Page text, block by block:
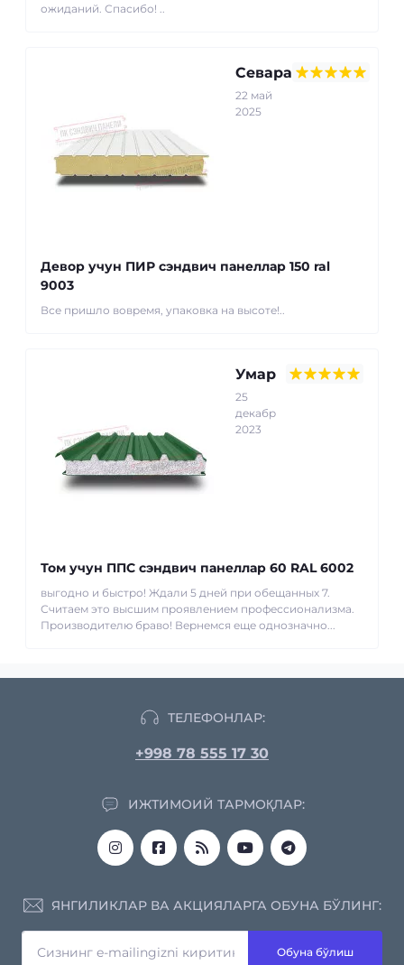
ожиданий. Спасибо! ..
Севара
22 май
2025
Девор учун ПИР сэндвич панеллар 150 ral
9003
Все пришло вовремя, упаковка на высоте!..
Умар
25
декабр
2023
Том учун ППС сэндвич панеллар 60 RAL 6002
выгодно и быстро! Ждали 5 дней при обещанных 7.
Считаем это высшим проявлением профессионализма.
Производителю браво! Вернемся еще однозначно...
ТЕЛЕФОНЛАР:
+998 78 555 17 30
ИЖТИМОИЙ ТАРМОҚЛАР:
ЯНГИЛИКЛАР ВА АКЦИЯЛАРГА ОБУНА БЎЛИНГ:
Обуна бўлиш